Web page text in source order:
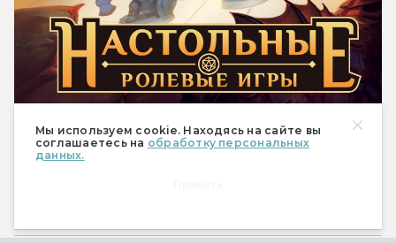
Мы используем cookie. Находясь на сайте вы
соглашаетесь на обработку персональных
данных.
1 490 ₽ Купить